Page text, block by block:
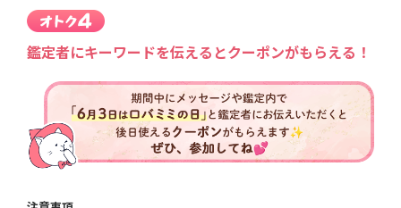
鑑定者にキーワードを伝えるとクーポンがもらえる！